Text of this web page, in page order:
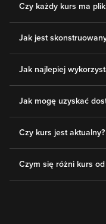
Czy każdy kurs ma
Jak jest
Jak najlepiej
Jak mogę uzyskać
Czy kurs jest aktualny?
Czym się różni kurs